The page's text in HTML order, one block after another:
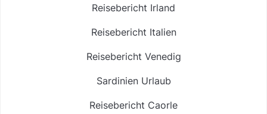
Reisebericht Irland
Reisebericht Italien
Reisebericht Venedig
Sardinien Urlaub
Reisebericht Caorle